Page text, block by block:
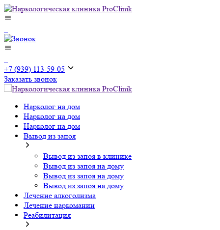
+7 (939) 113-59-05
Заказать звонок
Нарколог на дом
Нарколог на дом
Нарколог на дом
Вывод из запоя
Вывод из запоя в клинике
Вывод из запоя на дому
Вывод из запоя на дому
Вывод из запоя на дому
Лечение алкоголизма
Лечение наркомании
Реабилитация